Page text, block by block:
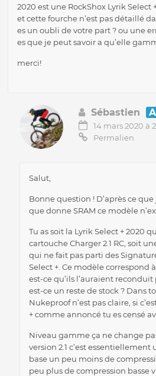
2020 est une RockShox Lyrik Select +
et cette fourche n’est pas détaillé
es un oubli de votre part ? ou une
es que je peut savoir a qu’elle
merci!
Sébastien
14 mars 2020 à
Permalien
Salut,
Bonne question ! D’après ce
que donne SRAM ce modèle
Tu as soit la Lyrik Select + 2020
cartouche Charger 2.1 RC, soit
qui ne fait pas parti des
Select +. Ce modèle correspond
est-ce qu’ils l’auraient reconduit
est-ce un reste de stock ? Dans
Nukeproof n’est pas claire, si
+ comme annoncé tu es censé
Niveau gamme ça ne change
version 2.1 c’est essentiellement
base un peu moins de
peu plus de compression basse